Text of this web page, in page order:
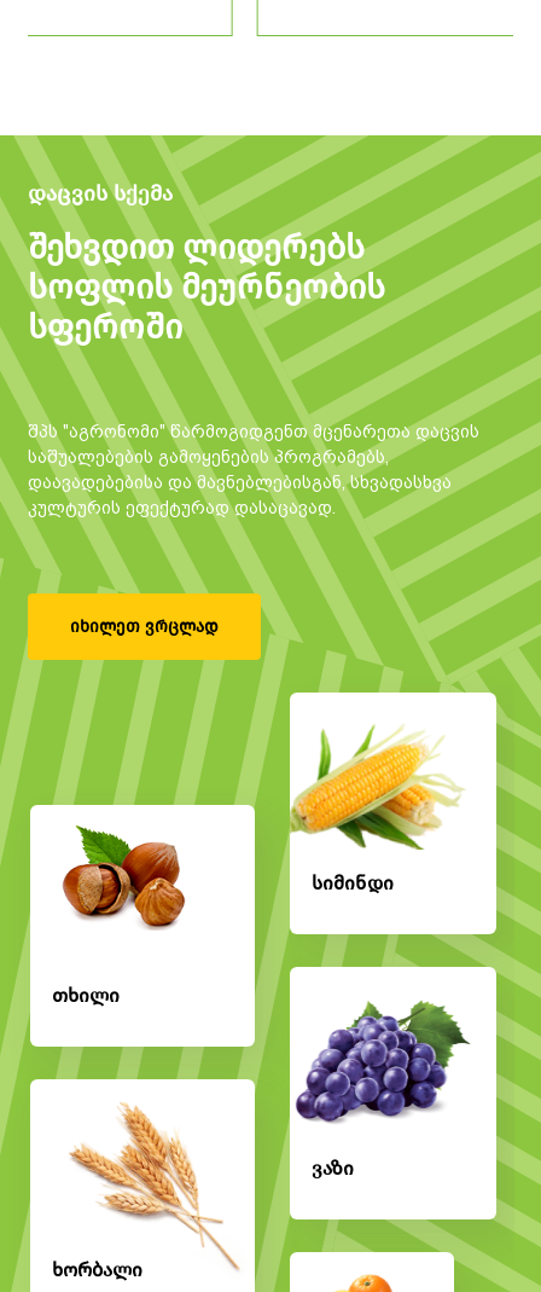
თხილი
ხორბალი
სიმინდი
ვაზი
დაცვის სქემა
შეხვდით ლიდერებს
სოფლის მეურნეობის
სფეროში
შპს "აგრონომი" წარმოგიდგენთ მცენარეთა დაცვის
საშუალებების გამოყენების პროგრამებს,
დაავადებებისა და მავნებლებისგან, სხვადასხვა
კულტურის ეფექტურად დასაცავად.
იხილეთ ვრცლად